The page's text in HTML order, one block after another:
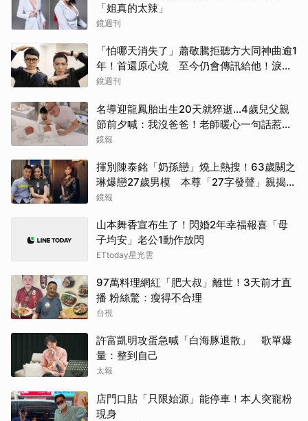
「姐真的太辣」
鏡週刊
「怕哪天消失了」蕭敬騰拒聽方大同神曲逾1
年！首還原心境 至今仍會傳訊給他！淚曝
備份所有語音
鏡週刊
名導迎龍鳳胎出生20天就猝逝...4歲兒父親
節前夕喊：我沒爸爸！老師暖心一句話惹哭
遺孀
鏡報
揮別陳泰銘「奶孫戀」燒上熱搜！63歲關之
琳爆戀27歲男模 本尊「27字發聲」親揭真
相
鏡報
山本舞香宣布生了！閃婚2年幸福報喜「母
子均安」老公1動作放閃
ETtoday星光雲
97萬料理網紅「肥大叔」離世！3天前才直
播 粉絲驚：瘦得不合理
台視
許富凱明攻蛋急喊「白海豚退散」 歌單爆
量：整到自己
太報
店門口貼「只限始源」能停車！本人突寵粉
現身